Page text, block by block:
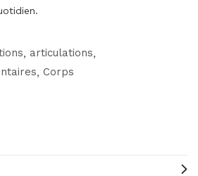
articulations
Corps